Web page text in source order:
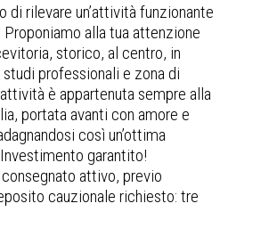
di rilevare un’attività funzionante
Proponiamo alla tua attenzione
storico, al centro, in
professionali e zona di
è appartenuta sempre alla
portata avanti con amore e
così un’ottima
garantito!
attivo, previo
cauzionale richiesto: tre